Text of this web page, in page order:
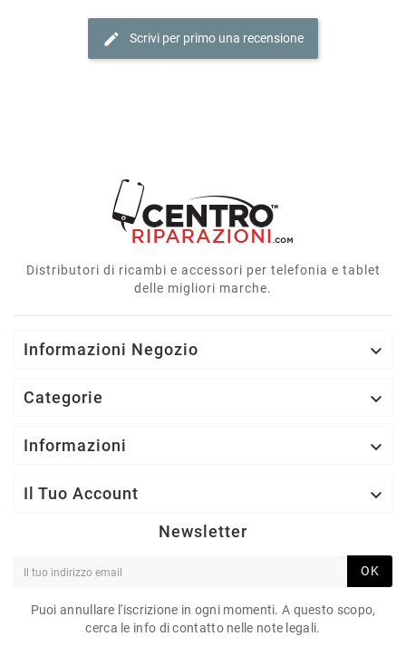
edit Scrivi per primo una recensione
Distributori di ricambi e accessori per telefonia e tablet
delle migliori marche.
Informazioni Negozio 
Categorie 
Informazioni 
Il Tuo Account 
Newsletter
OK
Puoi annullare l'iscrizione in ogni momenti. A questo scopo,
cerca le info di contatto nelle note legali.